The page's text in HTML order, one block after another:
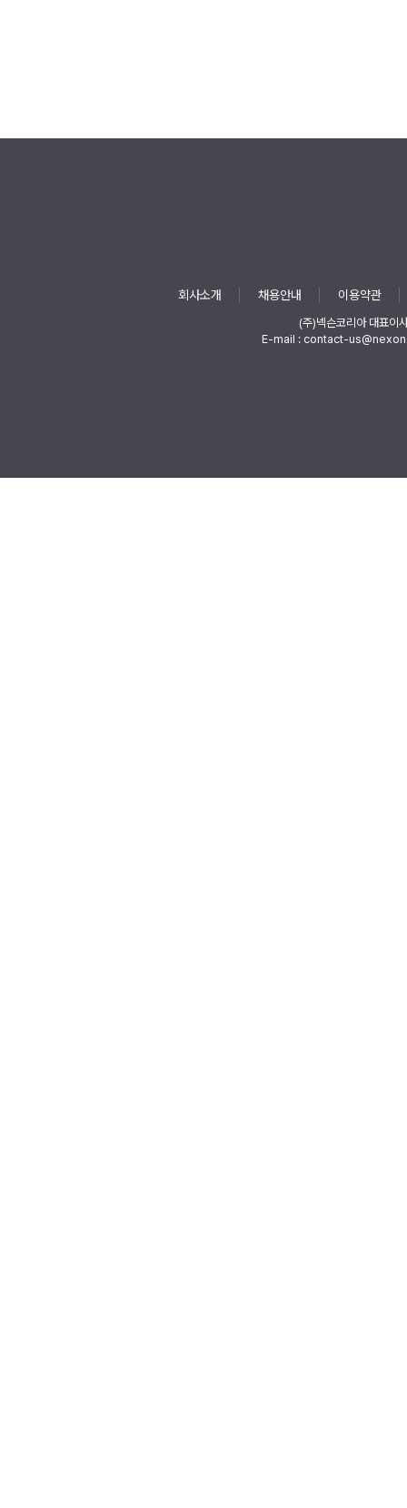
회사소개 채용안내 이용약관
(주)넥슨코리아 대표이
E-mail : contact-